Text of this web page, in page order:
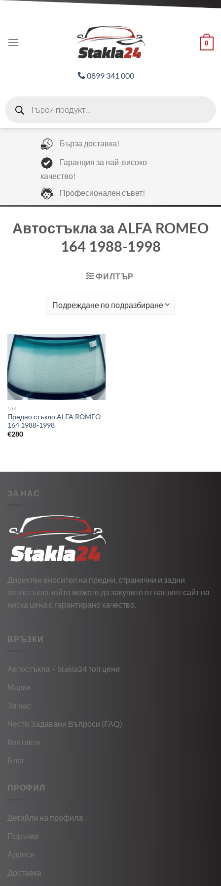
0
0899 341 000
search
Бърза доставка!
Гаранция за най-високо
качество!
Професионален съвет!
Автостъкла за ALFA ROMEO
164 1988-1998
ФИЛТЪР
164
Предно стъкло ALFA ROMEO
164 1988-1998
€280
ЗА НАС
Директен вносител на предни, странични и задни
автостъкла който можете да закупите от нашият сайт на
ниска цена с гарантирано качество.
ВРЪЗКИ
Автостъкла – Stakla24 топ цени
Марки
За нас
Често Задавани Въпроси (FAQ)
Контакти
Блог
ПРОФИЛ
Детайли на профила
Поръчки
Адреси
Доставка